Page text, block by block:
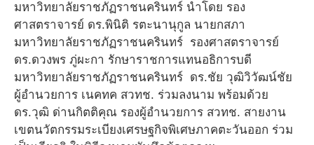
มหาวิทยาลัยราชภัฏราชนครินทร์ นำโดย รอง
ศาสตราจารย์ ดร.พินิติ รตะนานุกูล นายกสภา
มหาวิทยาลัยราชภัฏราชนครินทร์ รองศาสตราจารย์
ดร.ดวงพร ภู่ผะกา รักษาราชการแทนอธิการบดี
มหาวิทยาลัยราชภัฏราชนครินทร์ ดร.ชัย วุฒิวิวัฒน์ชัย
ผู้อำนวยการ เนคทค สวทช. ร่วมลงนาม พร้อมด้วย
ดร.วุฒิ ด่านกิตติคุณ รองผู้อำนวยการ สวทช. สายงาน
เขตนวัตกรรมระเบียงเศรษฐกิจพิเศษภาคตะวันออก ร่วม